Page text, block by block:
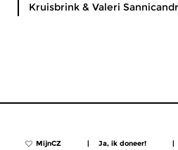
Kruisbrink & Valeri
MijnCZ | Ja, ik doneer! |